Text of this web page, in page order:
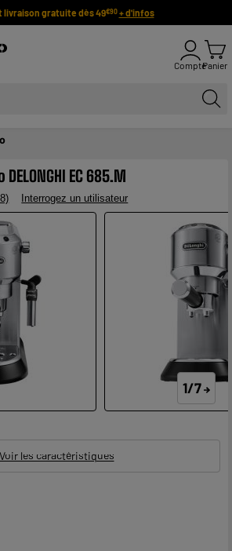
livraison gratuite dès 49€90 + d'infos
ComptePanier
EC 685.M
Interrogez un utilisateur
1/7
Voir les caractéristiques